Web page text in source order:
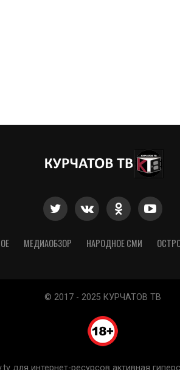
МЕДИАОБЗОР НАРОДНОЕ СМИ
© 2017 - 2025 КУРЧАТОВ ТВ
для интернет-ресурсов активная